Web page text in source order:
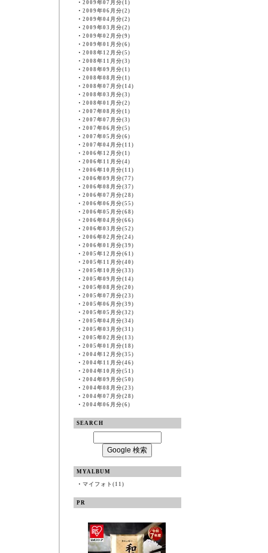
・ 2009年07月分(1)
・ 2009年06月分(2)
・ 2009年04月分(2)
・ 2009年03月分(2)
・ 2009年02月分(9)
・ 2009年01月分(6)
・ 2008年12月分(5)
・ 2008年11月分(3)
・ 2008年09月分(1)
・ 2008年08月分(1)
・ 2008年07月分(14)
・ 2008年03月分(3)
・ 2008年01月分(2)
・ 2007年08月分(1)
・ 2007年07月分(3)
・ 2007年06月分(5)
・ 2007年05月分(6)
・ 2007年04月分(11)
・ 2006年12月分(1)
・ 2006年11月分(4)
・ 2006年10月分(11)
・ 2006年09月分(77)
・ 2006年08月分(37)
・ 2006年07月分(28)
・ 2006年06月分(55)
・ 2006年05月分(68)
・ 2006年04月分(66)
・ 2006年03月分(52)
・ 2006年02月分(24)
・ 2006年01月分(39)
・ 2005年12月分(61)
・ 2005年11月分(40)
・ 2005年10月分(33)
・ 2005年09月分(14)
・ 2005年08月分(20)
・ 2005年07月分(23)
・ 2005年06月分(39)
・ 2005年05月分(32)
・ 2005年04月分(34)
・ 2005年03月分(31)
・ 2005年02月分(13)
・ 2005年01月分(18)
・ 2004年12月分(35)
・ 2004年11月分(46)
・ 2004年10月分(51)
・ 2004年09月分(50)
・ 2004年08月分(23)
・ 2004年07月分(28)
・ 2004年06月分(6)
SEARCH
MYALBUM
・ マイフォト(11)
PR